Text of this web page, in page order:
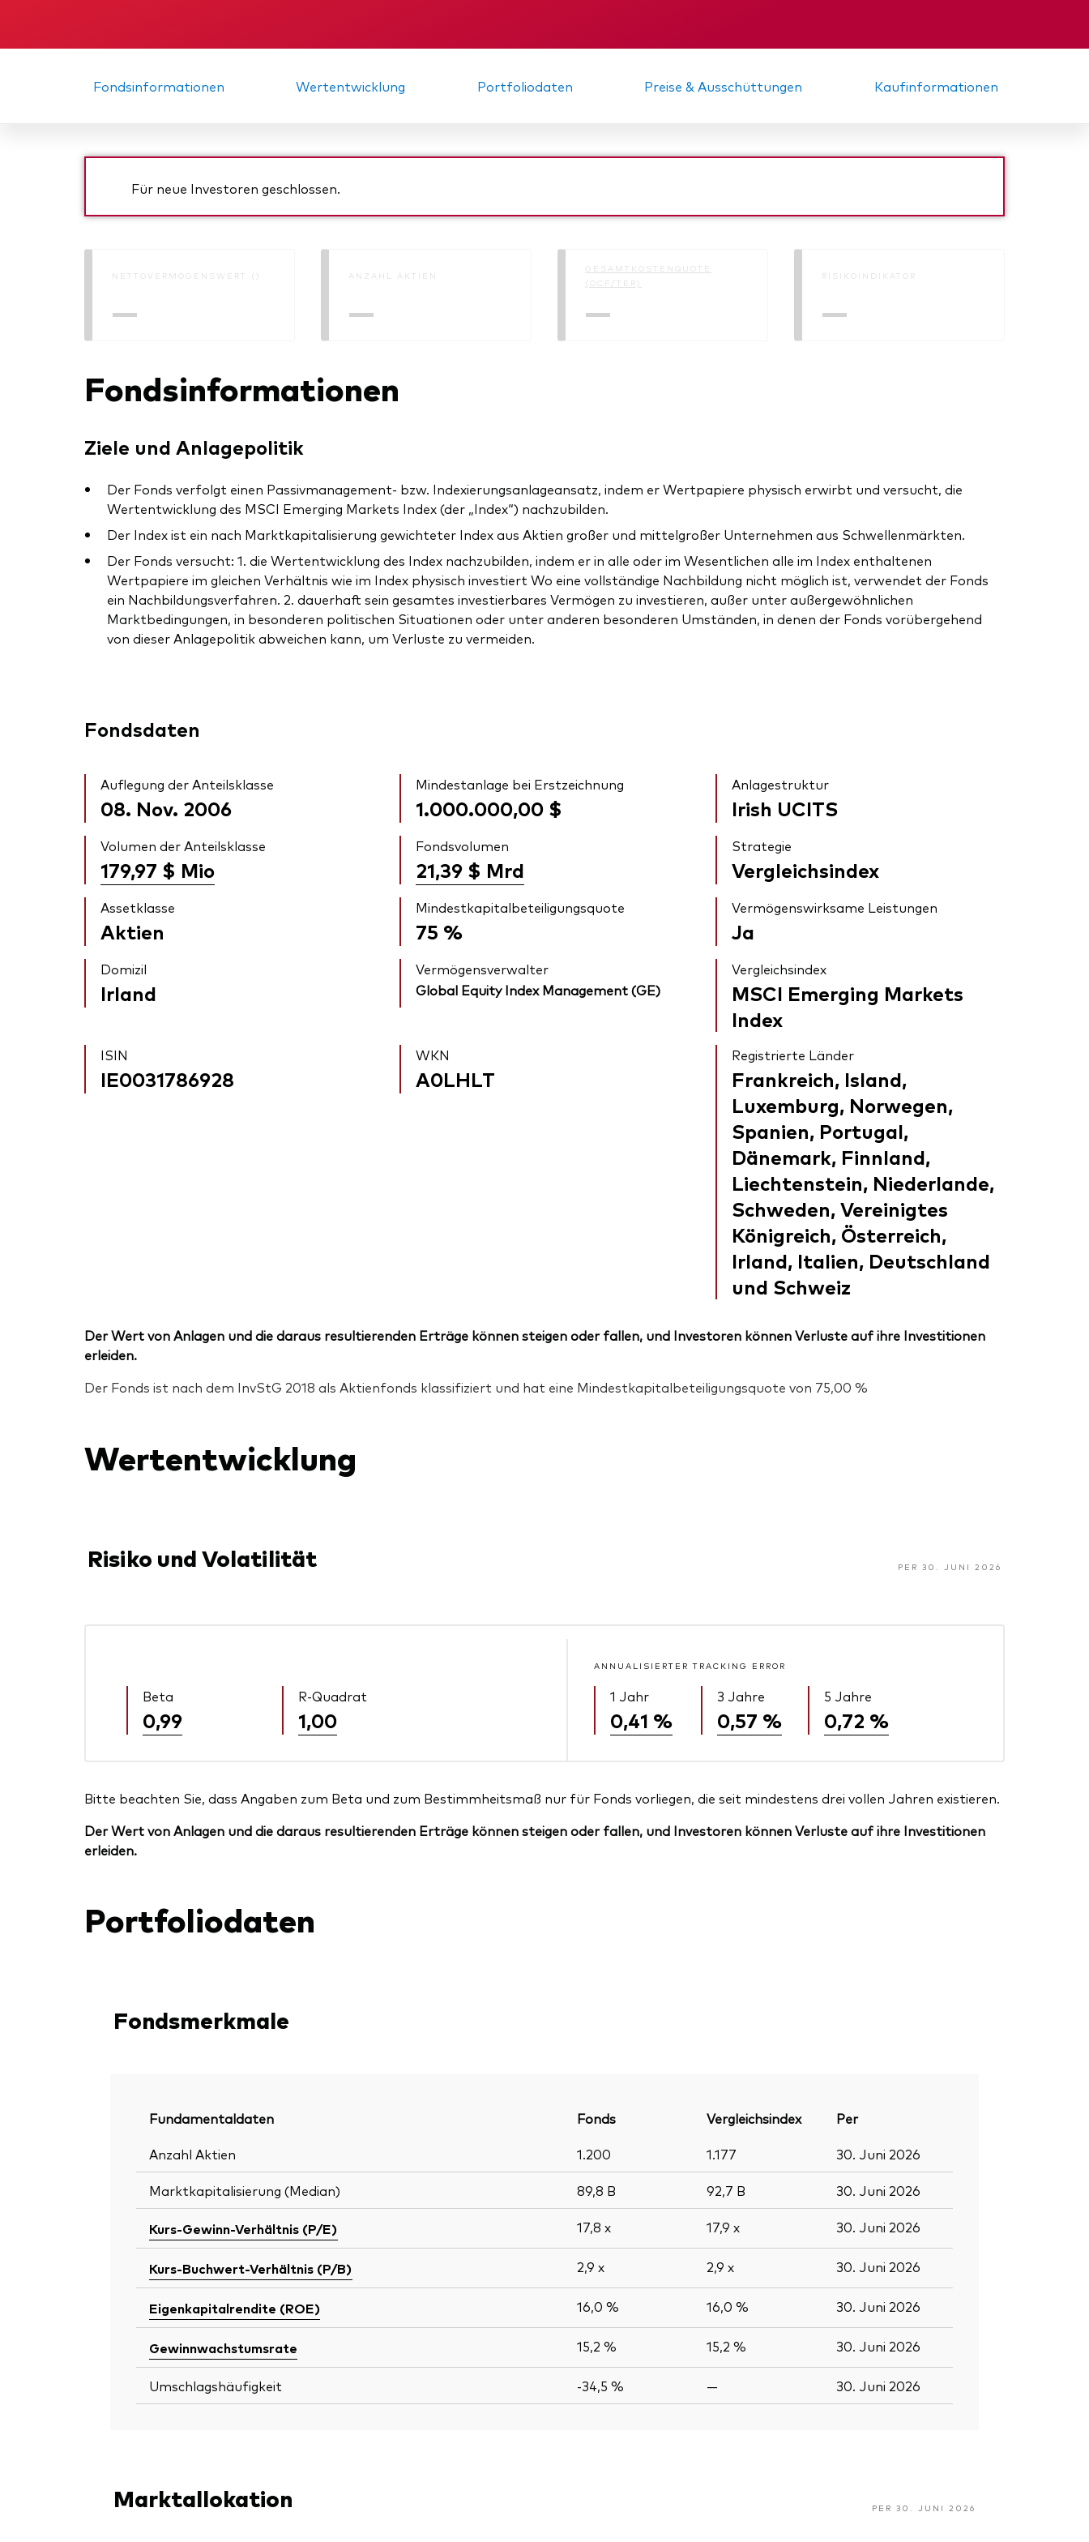
Fondsinformationen Wertentwicklung Portfoliodaten Preise & Ausschüttungen Kaufinformationen
Für neue Investoren geschlossen.
NETTOVERMÖGENSWERT ()
—
ANZAHL AKTIEN
—
GESAMTKOSTENQUOTE
(OCF/TER)
—
RISIKOINDIKATOR
—
Fondsinformationen
Ziele und Anlagepolitik
Der Fonds verfolgt einen Passivmanagement- bzw. Indexierungsanlageansatz, indem er Wertpapiere physisch erwirbt und versucht, die
Wertentwicklung des MSCI Emerging Markets Index (der „Index“) nachzubilden.
Der Index ist ein nach Marktkapitalisierung gewichteter Index aus Aktien großer und mittelgroßer Unternehmen aus Schwellenmärkten.
Der Fonds versucht: 1. die Wertentwicklung des Index nachzubilden, indem er in alle oder im Wesentlichen alle im Index enthaltenen
Wertpapiere im gleichen Verhältnis wie im Index physisch investiert Wo eine vollständige Nachbildung nicht möglich ist, verwendet der Fonds
ein Nachbildungsverfahren. 2. dauerhaft sein gesamtes investierbares Vermögen zu investieren, außer unter außergewöhnlichen
Marktbedingungen, in besonderen politischen Situationen oder unter anderen besonderen Umständen, in denen der Fonds vorübergehend
von dieser Anlagepolitik abweichen kann, um Verluste zu vermeiden.
Fondsdaten
Auflegung der Anteilsklasse
08. Nov. 2006
Mindestanlage bei Erstzeichnung
1.000.000,00 $
Anlagestruktur
Irish UCITS
Volumen der Anteilsklasse
179,97 $ Mio
Fondsvolumen
21,39 $ Mrd
Strategie
Vergleichsindex
Assetklasse
Aktien
Mindestkapitalbeteiligungsquote
75 %
Vermögenswirksame Leistungen
Ja
Domizil
Irland
Vermögensverwalter
Global Equity Index Management (GE)
Vergleichsindex
MSCI Emerging Markets
Index
ISIN
IE0031786928
WKN
A0LHLT
Registrierte Länder
Frankreich, Island,
Luxemburg, Norwegen,
Spanien, Portugal,
Dänemark, Finnland,
Liechtenstein, Niederlande,
Schweden, Vereinigtes
Königreich, Österreich,
Irland, Italien, Deutschland
und Schweiz
Der Wert von Anlagen und die daraus resultierenden Erträge können steigen oder fallen, und Investoren können Verluste auf ihre Investitionen
erleiden.
Der Fonds ist nach dem InvStG 2018 als Aktienfonds klassifiziert und hat eine Mindestkapitalbeteiligungsquote von 75,00 %
Wertentwicklung
Risiko und Volatilität PER 30. JUNI 2026
Beta
0,99
R-Quadrat
1,00
ANNUALISIERTER TRACKING ERROR
1 Jahr
0,41 %
3 Jahre
0,57 %
5 Jahre
0,72 %
Bitte beachten Sie, dass Angaben zum Beta und zum Bestimmheitsmaß nur für Fonds vorliegen, die seit mindestens drei vollen Jahren existieren.
Der Wert von Anlagen und die daraus resultierenden Erträge können steigen oder fallen, und Investoren können Verluste auf ihre Investitionen
erleiden.
Portfoliodaten
Fondsmerkmale
Fundamentaldaten Fonds Vergleichsindex
Per
Anzahl Aktien
1.200 1.177 30. Juni 2026
Marktkapitalisierung (Median) 89,8 B 92,7 B 30. Juni 2026
Kurs-Gewinn-Verhältnis (P/E) 17,8 x 17,9 x 30. Juni 2026
Kurs-Buchwert-Verhältnis (P/B) 2,9 x 2,9 x 30. Juni 2026
Eigenkapitalrendite (ROE) 16,0 % 16,0 % 30. Juni 2026
Gewinnwachstumsrate 15,2 % 15,2 % 30. Juni 2026
Umschlagshäufigkeit -34,5 % — 30. Juni 2026
Marktallokation PER 30. JUNI 2026